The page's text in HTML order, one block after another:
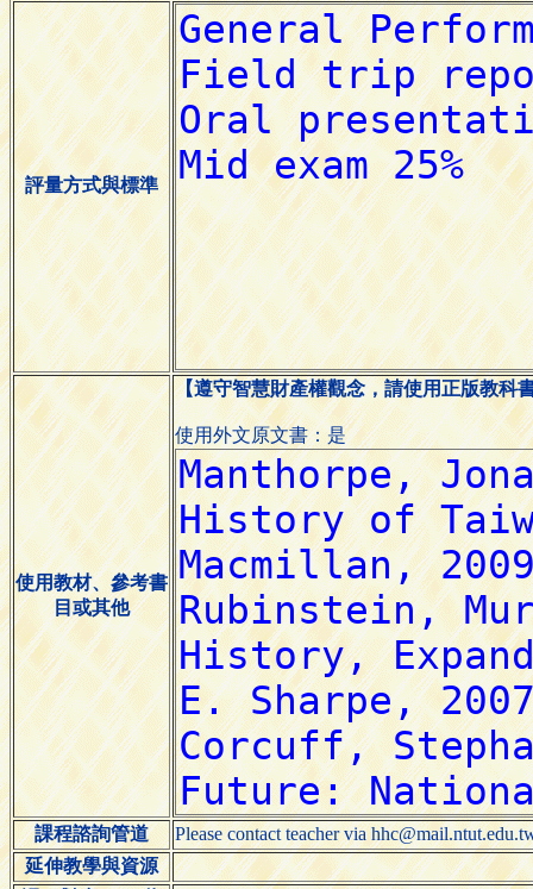
評量方式與標準
使用教材、參考書
目或其他
【遵守智慧財產權觀念，請使用正版教科
使用外文原文書：是
課程諮詢管道
Please contact teacher via
延伸教學與資源